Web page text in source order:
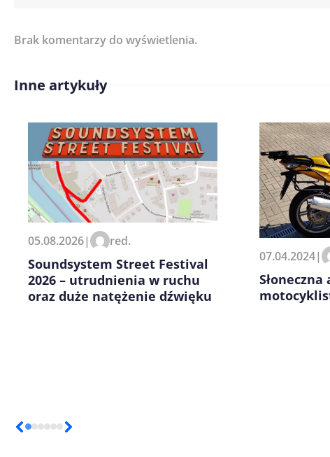
Imię/ Nick*
Zapamiętaj moje dane w tej
Brak komentarzy do wyświetlenia.
Inne artykuły
05.08.2026| red.
Soundsystem Street Festival
2026 – utrudnienia w ruchu
oraz duże natężenie dźwięku
07.04.2024|